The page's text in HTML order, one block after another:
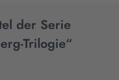
der Serie
Trilogie“